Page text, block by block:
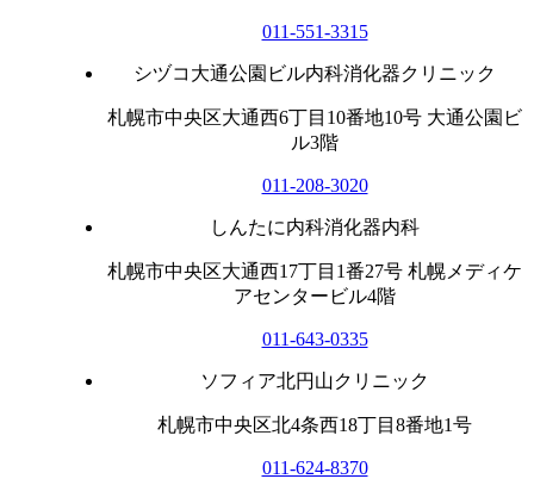
011-551-3315
シヅコ大通公園ビル内科消化器クリニック
札幌市中央区大通西6丁目10番地10号 大通公園ビ
ル3階
011-208-3020
しんたに内科消化器内科
札幌市中央区大通西17丁目1番27号 札幌メディケ
アセンタービル4階
011-643-0335
ソフィア北円山クリニック
札幌市中央区北4条西18丁目8番地1号
011-624-8370